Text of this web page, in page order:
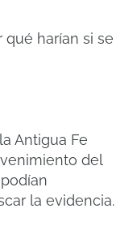
harían si se
Antigua Fe
del
la evidencia.